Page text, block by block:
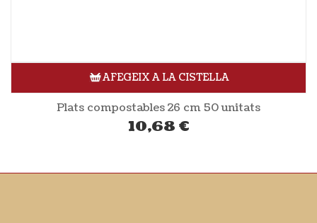
AFEGEIX A LA CISTELLA
Plats compostables 26 cm 50 unitats
10,68 €